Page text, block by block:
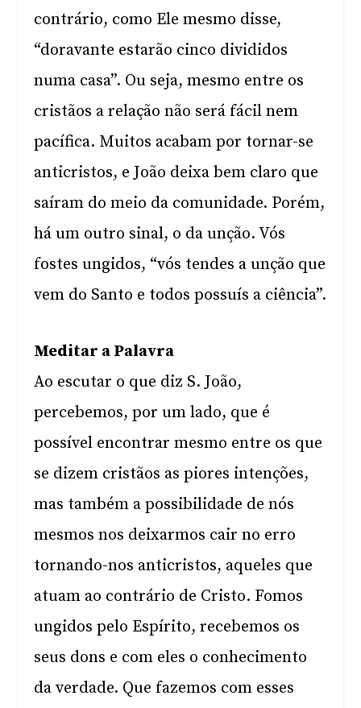
contrário, como Ele mesmo disse,
“doravante estarão cinco divididos
numa casa”. Ou seja, mesmo entre os
cristãos a relação não será fácil nem
pacífica. Muitos acabam por tornar-se
anticristos, e João deixa bem claro que
saíram do meio da comunidade. Porém,
há um outro sinal, o da unção. Vós
fostes ungidos, “vós tendes a unção que
vem do Santo e todos possuís a ciência”.
Meditar a Palavra
Ao escutar o que diz S. João,
percebemos, por um lado, que é
possível encontrar mesmo entre os que
se dizem cristãos as piores intenções,
mas também a possibilidade de nós
mesmos nos deixarmos cair no erro
tornando-nos anticristos, aqueles que
atuam ao contrário de Cristo. Fomos
ungidos pelo Espírito, recebemos os
seus dons e com eles o conhecimento
da verdade. Que fazemos com esses